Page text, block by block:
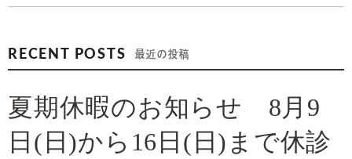
RECENT POSTS 最近の投稿
夏期休暇のお知らせ 8月9
日(日)から16日(日)まで休診